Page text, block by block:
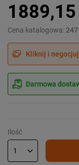
1889,15
Cena katalogowa:
Kliknij i
Darmowa
Ilość